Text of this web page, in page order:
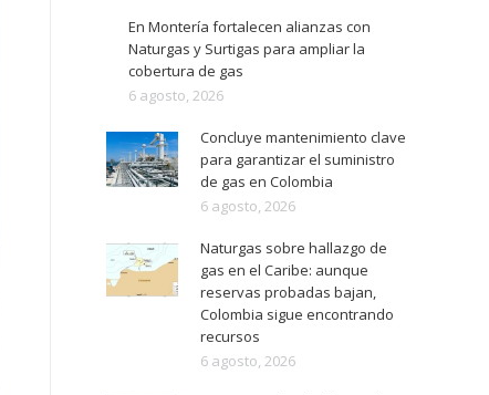
En Montería fortalecen alianzas con
Naturgas y Surtigas para ampliar la
cobertura de gas
6 agosto, 2026
Concluye mantenimiento clave
para garantizar el suministro
de gas en Colombia
6 agosto, 2026
Naturgas sobre hallazgo de
gas en el Caribe: aunque
reservas probadas bajan,
Colombia sigue encontrando
recursos
6 agosto, 2026